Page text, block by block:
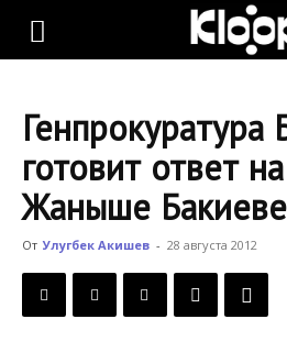
KLOOP.KG
Новости
Кыргызстана
Генпрокуратура
готовит ответ
Жаныше Бакиеве
От Улугбек Акишев - 28 августа 2012